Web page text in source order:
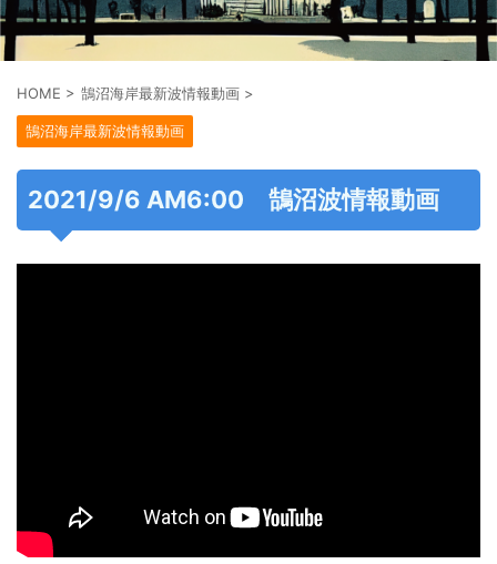
HOME > 鵠沼海岸最新波情報動画 >
鵠沼海岸最新波情報動画
2021/9/6 AM6:00 鵠沼波情報動画